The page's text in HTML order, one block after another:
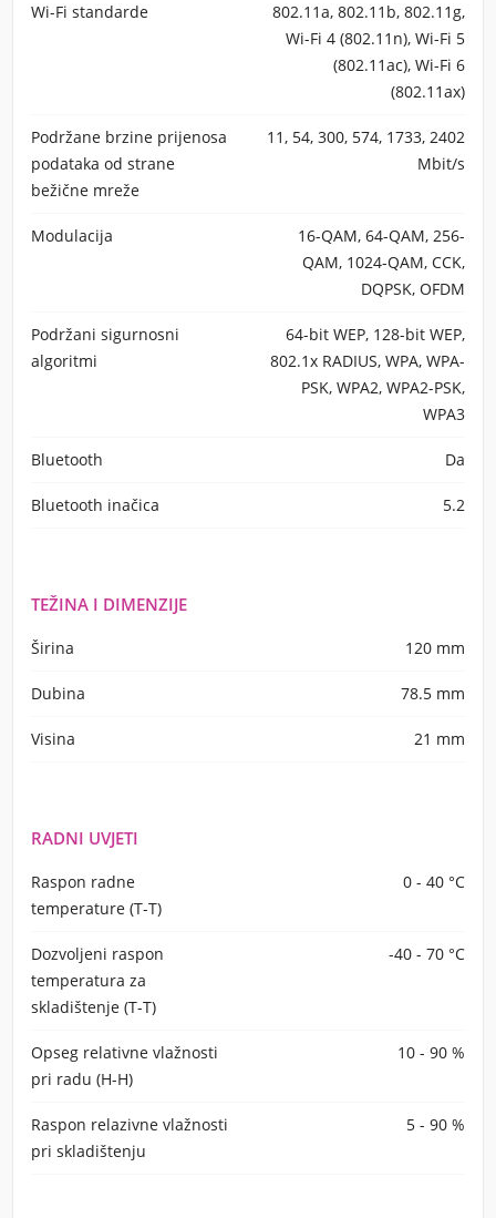
Wi-Fi standarde
802.11a, 802.11b, 802.11g,
Wi-Fi 4 (802.11n), Wi-Fi 5
(802.11ac), Wi-Fi 6
(802.11ax)
Podržane brzine prijenosa
podataka od strane
bežične mreže
11, 54, 300, 574, 1733, 2402
Mbit/s
Modulacija
16-QAM, 64-QAM, 256-
QAM, 1024-QAM, CCK,
DQPSK, OFDM
Podržani sigurnosni
algoritmi
64-bit WEP, 128-bit WEP,
802.1x RADIUS, WPA, WPA-
PSK, WPA2, WPA2-PSK,
WPA3
Bluetooth Da
Bluetooth inačica 5.2
TEŽINA I DIMENZIJE
Širina 120 mm
Dubina 78.5 mm
Visina 21 mm
RADNI UVJETI
Raspon radne
temperature (T-T)
0 - 40 °C
Dozvoljeni raspon
temperatura za
skladištenje (T-T)
-40 - 70 °C
Opseg relativne vlažnosti
pri radu (H-H)
10 - 90 %
Raspon relazivne vlažnosti
pri skladištenju
5 - 90 %